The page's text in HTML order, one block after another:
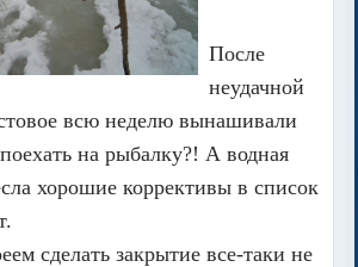
После
неудачной
всю неделю вынашивали
на рыбалку?! А водная
хорошие коррективы в список
сделать закрытие все-таки не